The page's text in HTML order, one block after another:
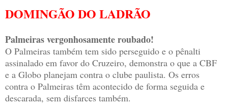
DOMINGÃO DO LADRÃO
Palmeiras vergonhosamente roubado!
O Palmeiras também tem sido perseguido e o pênalti
assinalado em favor do Cruzeiro, demonstra o que a CBF
e a Globo planejam contra o clube paulista. Os erros
contra o Palmeiras têm acontecido de forma seguida e
descarada, sem disfarces também.